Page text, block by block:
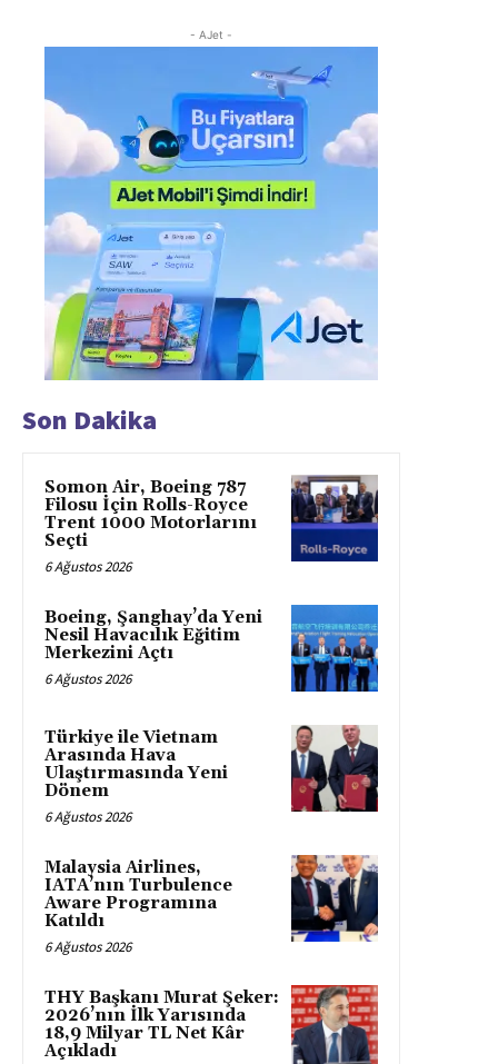
- AJet -
Son Dakika
Somon Air, Boeing 787
Filosu İçin Rolls-Royce
Trent 1000 Motorlarını
Seçti
6 Ağustos 2026
Boeing, Şanghay’da Yeni
Nesil Havacılık Eğitim
Merkezini Açtı
6 Ağustos 2026
Türkiye ile Vietnam
Arasında Hava
Ulaştırmasında Yeni
Dönem
6 Ağustos 2026
Malaysia Airlines,
IATA’nın Turbulence
Aware Programına
Katıldı
6 Ağustos 2026
THY Başkanı Murat Şeker:
2026’nın İlk Yarısında
18,9 Milyar TL Net Kâr
Açıkladı